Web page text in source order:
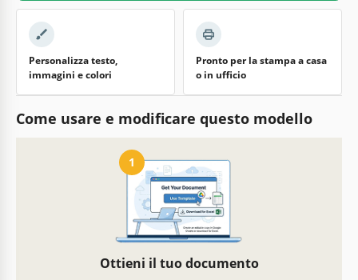
Personalizza testo,
immagini e colori
Pronto per la stampa a casa
o in ufficio
Come usare e modificare questo modello
1
Ottieni il tuo documento